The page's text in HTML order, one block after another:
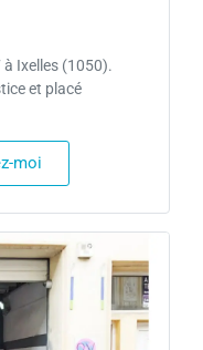
à Ixelles (1050).
et placé
moi